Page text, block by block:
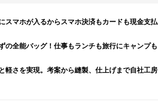
スマホが入るからスマホ決済もカードも現金支払
の全能バッグ！仕事もランチも旅行にキャンプも
軽さを実現。考案から縫製、仕上げまで自社工房